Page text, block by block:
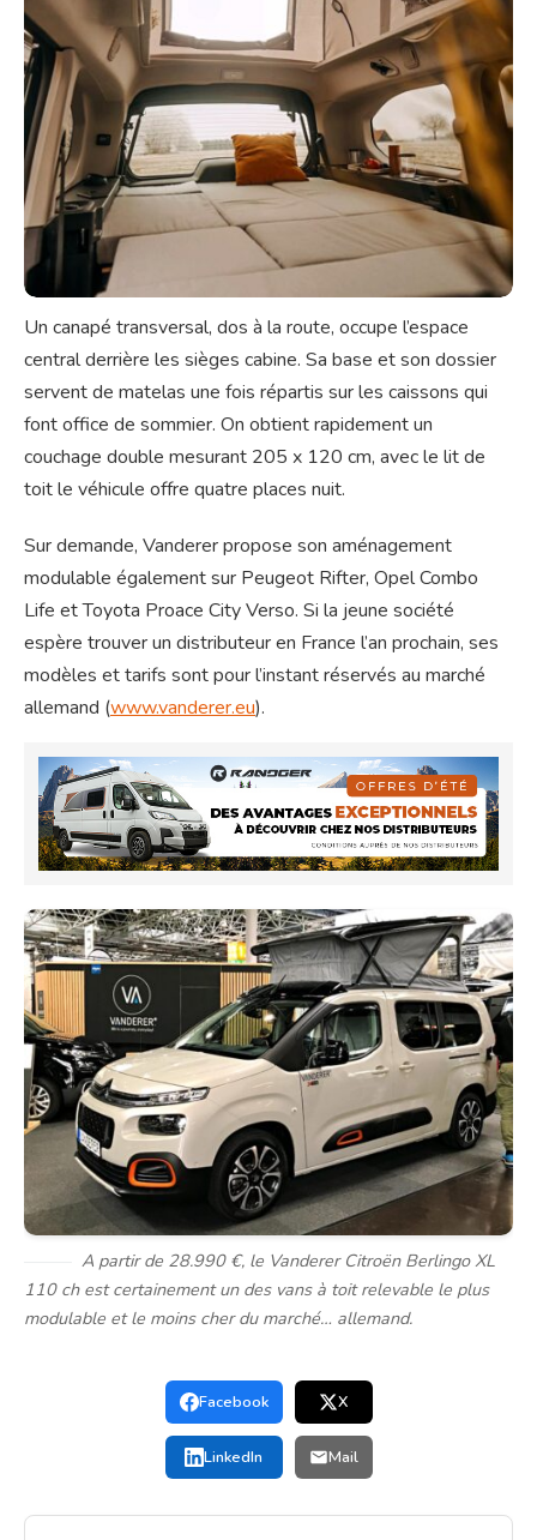
Un canapé transversal, dos à la route, occupe l’espace
central derrière les sièges cabine. Sa base et son dossier
servent de matelas une fois répartis sur les caissons qui
font office de sommier. On obtient rapidement un
couchage double mesurant 205 x 120 cm, avec le lit de
toit le véhicule offre quatre places nuit.
Sur demande, Vanderer propose son aménagement
modulable également sur Peugeot Rifter, Opel Combo
Life et Toyota Proace City Verso. Si la jeune société
espère trouver un distributeur en France l’an prochain, ses
modèles et tarifs sont pour l’instant réservés au marché
allemand (www.vanderer.eu).
A partir de 28.990 €, le Vanderer Citroën Berlingo XL
110 ch est certainement un des vans à toit relevable le plus
modulable et le moins cher du marché… allemand.
Facebook X
LinkedIn Mail